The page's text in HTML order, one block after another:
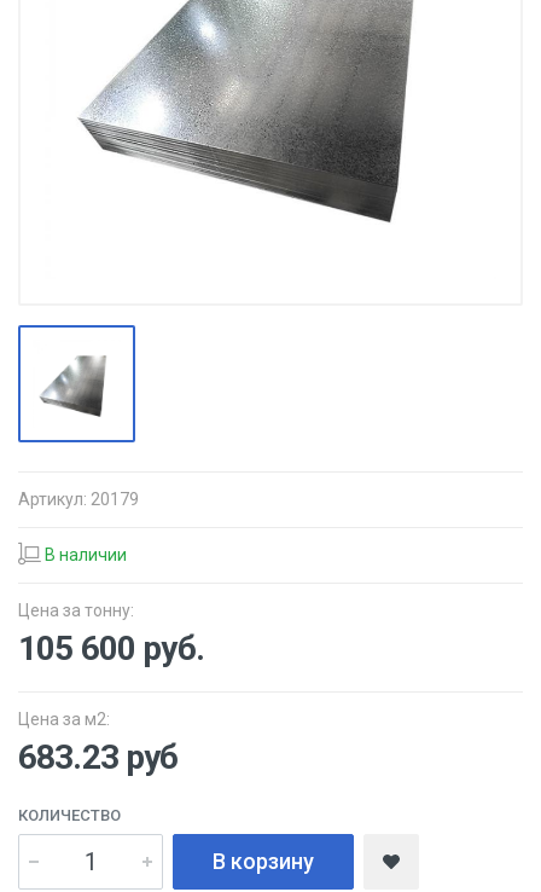
Артикул: 20179
В наличии
Цена за тонну:
105 600 руб.
Цена за м2:
683.23 руб
КОЛИЧЕСТВО
В корзину